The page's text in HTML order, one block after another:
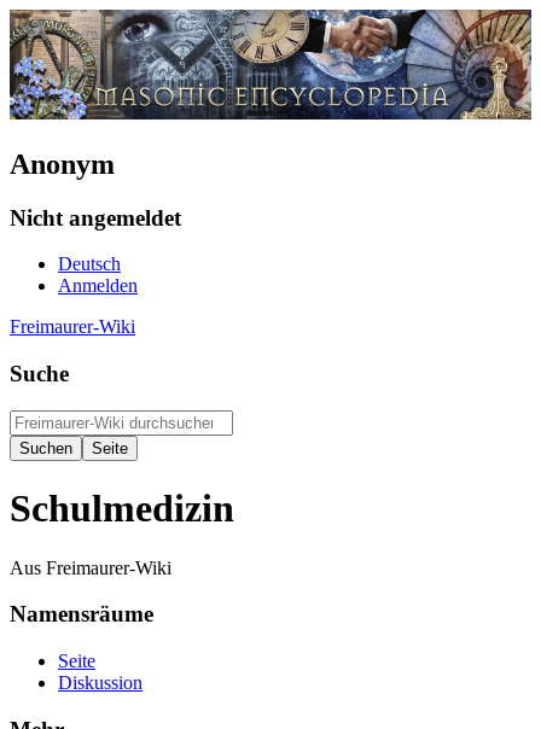
Anonym
Nicht angemeldet
Deutsch
Anmelden
Freimaurer-Wiki
Suche
Schulmedizin
Aus Freimaurer-Wiki
Namensräume
Seite
Diskussion